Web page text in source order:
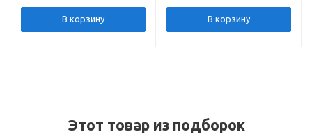
В корзину В корзину
Этот товар из подборок